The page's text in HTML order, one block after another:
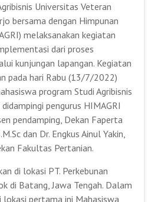
Universitas Veteran
bersama dengan Himpunan
melaksanakan kegiatan
dari proses
kunjungan lapangan. Kegiatan
pada hari Rabu (13/7/2022)
program Studi Agribisnis
pengurus HIMAGRI
pendamping, Dekan Faperta
dan Dr. Engkus Ainul Yakin,
Fakultas Pertanian.
di lokasi PT. Perkebunan
di Batang, Jawa Tengah. Dalam
lokasi pertama ini Mahasiswa